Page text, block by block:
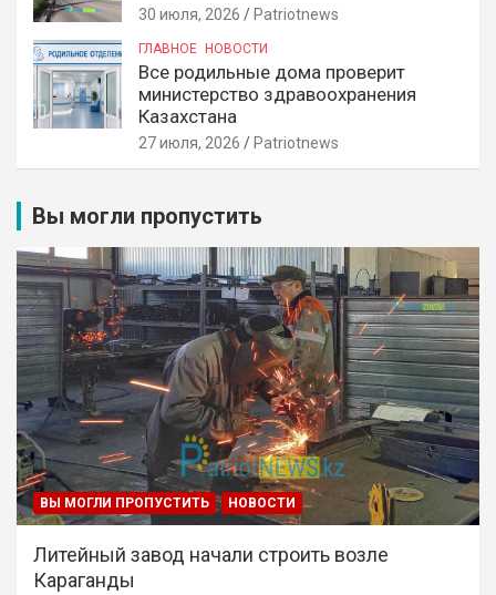
30 июля, 2026 Patriotnews
ГЛАВНОЕ НОВОСТИ
Все родильные дома проверит
министерство здравоохранения
Казахстана
27 июля, 2026 Patriotnews
Вы могли пропустить
ВЫ МОГЛИ ПРОПУСТИТЬ НОВОСТИ
Литейный завод начали строить возле
Караганды